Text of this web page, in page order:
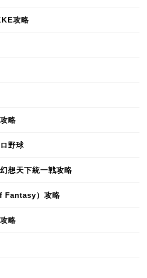
攻略
略
野球
想天下統一戦攻略
Fantasy）攻略
略